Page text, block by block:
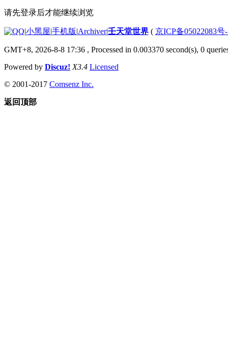
请先登录后才能继续浏览
|小黑屋|手机版|Archiver|壬天堂世界 ( 京ICP备05022083号
GMT+8, 2026-8-8 17:36 , Processed in 0.003370 second(s), 0
Powered by Discuz! X3.4 Licensed
© 2001-2017 Comsenz Inc.
返回顶部